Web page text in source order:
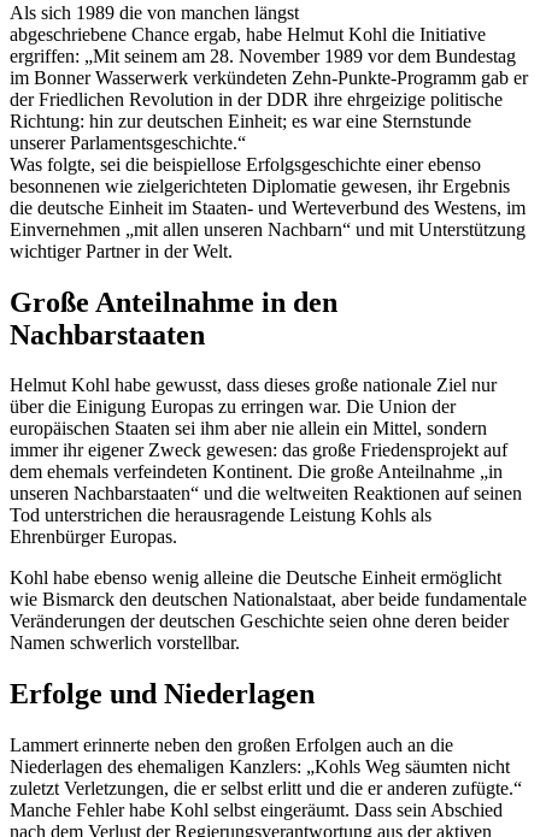
Als sich 1989 die von manchen längst
abgeschriebene Chance ergab, habe Helmut Kohl die Initiative
ergriffen: „Mit seinem am 28. November 1989 vor dem Bundestag
im Bonner Wasserwerk verkündeten Zehn-Punkte-Programm gab er
der Friedlichen Revolution in der DDR ihre ehrgeizige politische
Richtung: hin zur deutschen Einheit; es war eine Sternstunde
unserer Parlamentsgeschichte.“
Was folgte, sei die beispiellose Erfolgsgeschichte einer ebenso
besonnenen wie zielgerichteten Diplomatie gewesen, ihr Ergebnis
die deutsche Einheit im Staaten- und Werteverbund des Westens, im
Einvernehmen „mit allen unseren Nachbarn“ und mit Unterstützung
wichtiger Partner in der Welt.
Große Anteilnahme in den
Nachbarstaaten
Helmut Kohl habe gewusst, dass dieses große nationale Ziel nur
über die Einigung Europas zu erringen war. Die Union der
europäischen Staaten sei ihm aber nie allein ein Mittel, sondern
immer ihr eigener Zweck gewesen: das große Friedensprojekt auf
dem ehemals verfeindeten Kontinent. Die große Anteilnahme „in
unseren Nachbarstaaten“ und die weltweiten Reaktionen auf seinen
Tod unterstrichen die herausragende Leistung Kohls als
Ehrenbürger Europas.
Kohl habe ebenso wenig alleine die Deutsche Einheit ermöglicht
wie Bismarck den deutschen Nationalstaat, aber beide fundamentale
Veränderungen der deutschen Geschichte seien ohne deren beider
Namen schwerlich vorstellbar.
Erfolge und Niederlagen
Lammert erinnerte neben den großen Erfolgen auch an die
Niederlagen des ehemaligen Kanzlers: „Kohls Weg säumten nicht
zuletzt Verletzungen, die er selbst erlitt und die er anderen zufügte.“
Manche Fehler habe Kohl selbst eingeräumt. Dass sein Abschied
nach dem Verlust der Regierungsverantwortung aus der aktiven